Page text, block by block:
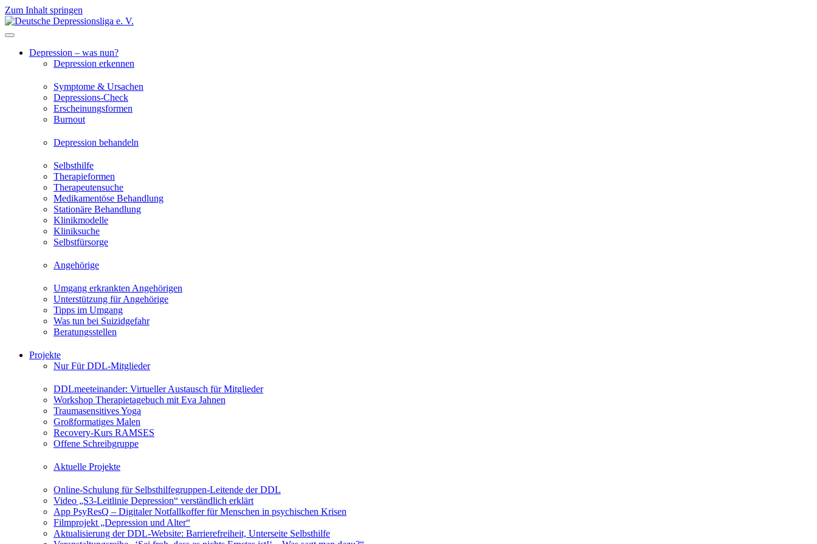
Zum Inhalt springen
Depression – was nun?
Depression erkennen
Symptome & Ursachen
Depressions-Check
Erscheinungsformen
Burnout
Depression behandeln
Selbsthilfe
Therapieformen
Therapeutensuche
Medikamentöse Behandlung
Stationäre Behandlung
Klinikmodelle
Kliniksuche
Selbstfürsorge
Angehörige
Umgang erkrankten Angehörigen
Unterstützung für Angehörige
Tipps im Umgang
Was tun bei Suizidgefahr
Beratungsstellen
Projekte
Nur Für DDL-Mitglieder
DDLmeeteinander: Virtueller Austausch für Mitglieder
Workshop Therapietagebuch mit Eva Jahnen
Traumasensitives Yoga
Großformatiges Malen
Recovery-Kurs RAMSES
Offene Schreibgruppe
Aktuelle Projekte
Online-Schulung für Selbsthilfegruppen-Leitende der DDL
Video „S3-Leitlinie Depression“ verständlich erklärt
App PsyResQ – Digitaler Notfallkoffer für Menschen in psychischen Krisen
Filmprojekt „Depression und Alter“
Aktualisierung der DDL-Website: Barrierefreiheit, Unterseite Selbsthilfe